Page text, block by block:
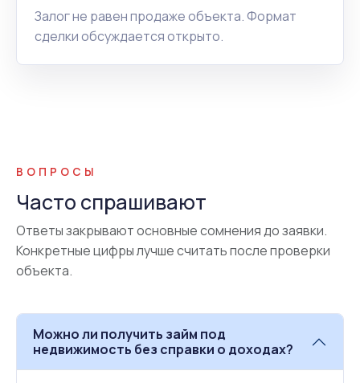
Залог не равен продаже объекта. Формат
сделки обсуждается открыто.
ВОПРОСЫ
Часто спрашивают
Ответы закрывают основные сомнения до заявки.
Конкретные цифры лучше считать после проверки
объекта.
Можно ли получить займ под
недвижимость без справки о доходах?